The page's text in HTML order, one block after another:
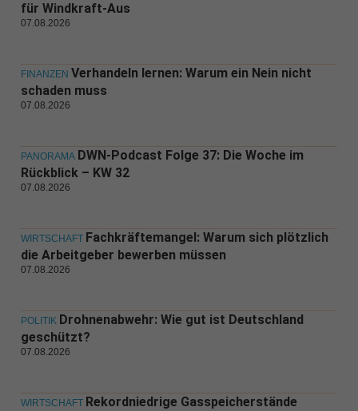
für Windkraft-Aus
07.08.2026
FINANZEN Verhandeln lernen: Warum ein Nein nicht
schaden muss
07.08.2026
PANORAMA DWN-Podcast Folge 37: Die Woche im
Rückblick – KW 32
07.08.2026
WIRTSCHAFT Fachkräftemangel: Warum sich plötzlich
die Arbeitgeber bewerben müssen
07.08.2026
POLITIK Drohnenabwehr: Wie gut ist Deutschland
geschützt?
07.08.2026
WIRTSCHAFT Rekordniedrige Gasspeicherstände